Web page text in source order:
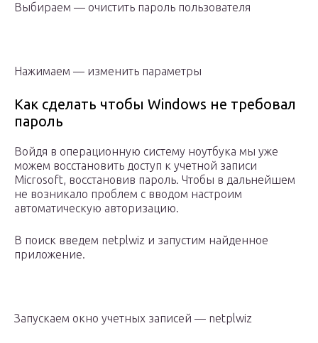
Выбираем — очистить пароль пользователя
Нажимаем — изменить параметры
Как сделать чтобы Windows не требовал
пароль
Войдя в операционную систему ноутбука мы уже
можем восстановить доступ к учетной записи
Microsoft, восстановив пароль. Чтобы в дальнейшем
не возникало проблем с вводом настроим
автоматическую авторизацию.
В поиск введем netplwiz и запустим найденное
приложение.
Запускаем окно учетных записей — netplwiz